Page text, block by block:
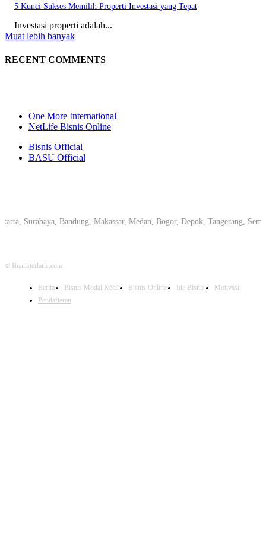
5 Kunci Sukses Memilih Properti Investasi yang Tepat
Investasi properti adalah...
Muat lebih banyak
RECENT COMMENTS
One More International
NetLife Bisnis Online
Bisnis Official
BASU Official
Bandung, Makassar, Medan, Bogor, Depok, Tangerang,
© Bisnisterlaris.com
Berita Bisnis Modal Kecil Bisnis Online Ide Bisnis
Motivasi
Pendaftaran